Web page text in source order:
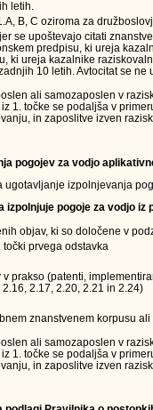
letih.
B, C oziroma za
se upoštevajo citati
predpisu, ki ureja
ki ureja kazalnike
10 letih. Avtocitat se
ali samozaposlen v
1. točke se podaljša v
in zaposlitve izven
pogojev za vodjo
ugotavljanje izpolnjevanja
pogoje za vodjo iz
objav, ki so določene v
prvega odstavka
prakso (patenti,
2.17, 2.20, 2.21 in 2.24)
znanstvenem korpusu ali
ali samozaposlen v
1. točke se podaljša v
in zaposlitve izven